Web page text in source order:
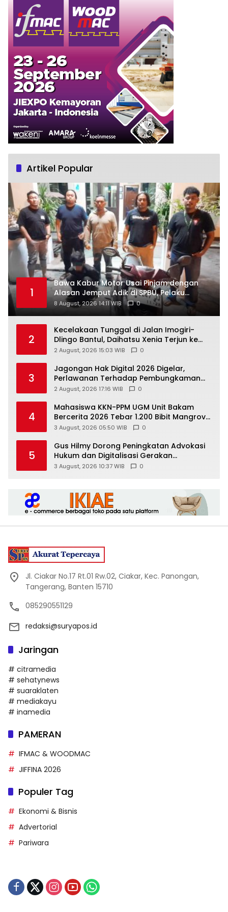
Artikel Popular
1
Bawa Kabur Motor Usai Pinjam dengan
Alasan Jemput Adik di SPBU, Pelaku
Ditangkap Saat COD
8 August, 2026 14:11 WIB 0
2
Kecelakaan Tunggal di Jalan Imogiri-
Dlingo Bantul, Daihatsu Xenia Terjun ke
Jurang
2 August, 2026 15:03 WIB 0
3
Jagongan Hak Digital 2026 Digelar,
Perlawanan Terhadap Pembungkaman
Media Digital
2 August, 2026 17:16 WIB 0
4
Mahasiswa KKN-PPM UGM Unit Bakam
Bercerita 2026 Tebar 1.200 Bibit Mangrove
di Sungai Air Layang
3 August, 2026 05:50 WIB 0
5
Gus Hilmy Dorong Peningkatan Advokasi
Hukum dan Digitalisasi Gerakan
Meningkatkan Kualitas PMII DIY
3 August, 2026 10:37 WIB 0
Jl. Ciakar No.17 Rt.01 Rw.02, Ciakar, Kec. Panongan,
Tangerang, Banten 15710
085290551129
redaksi@suryapos.id
Jaringan
# citramedia
# sehatynews
# suaraklaten
# mediakayu
# inamedia
PAMERAN
IFMAC & WOODMAC
JIFFINA 2026
Populer Tag
Ekonomi & Bisnis
Advertorial
Pariwara